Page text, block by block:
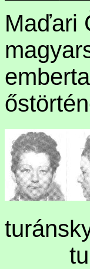
Maďari
tur